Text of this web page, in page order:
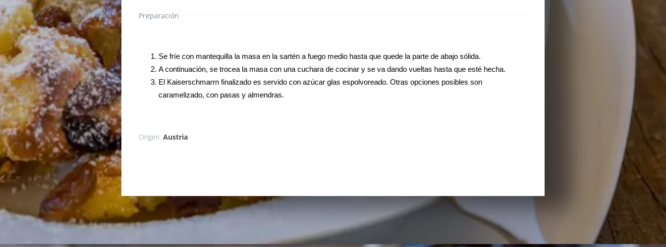
Preparación
Se fríe con mantequilla la masa en la sartén a fuego medio hasta que quede la parte de abajo sólida.
A continuación, se trocea la masa con una cuchara de cocinar y se va dando vueltas hasta que esté hecha.
El Kaiserschmarrn finalizado es servido con azúcar glas espolvoreado. Otras opciones posibles son
caramelizado, con pasas y almendras.
Origen: Austria